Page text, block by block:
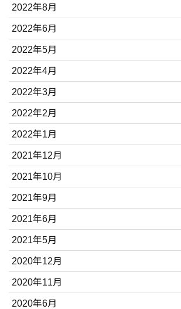
2022年8月
2022年6月
2022年5月
2022年4月
2022年3月
2022年2月
2022年1月
2021年12月
2021年10月
2021年9月
2021年6月
2021年5月
2020年12月
2020年11月
2020年6月